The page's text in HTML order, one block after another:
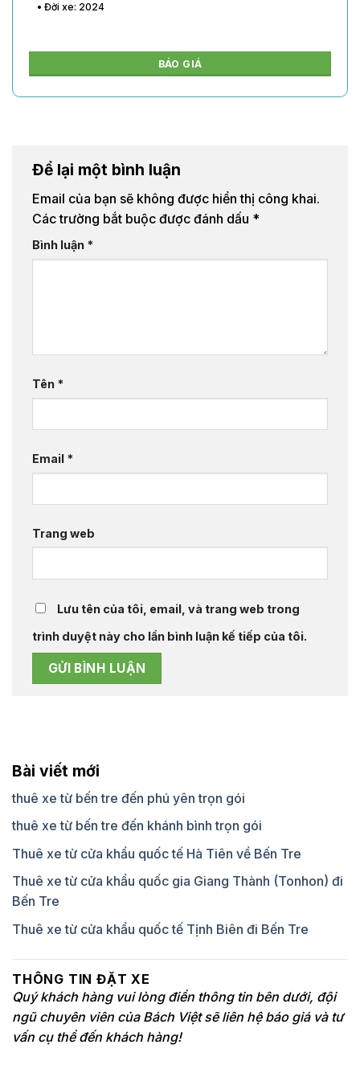
• Đời xe: 2024
BÁO GIÁ
Để lại một bình luận
Email của bạn sẽ không được hiển thị công khai.
Các trường bắt buộc được đánh dấu *
Bình luận *
Tên *
Email *
Trang web
Lưu tên của tôi, email, và trang web trong
trình duyệt này cho lần bình luận kế tiếp của tôi.
Bài viết mới
thuê xe từ bến tre đến phú yên trọn gói
thuê xe từ bến tre đến khánh bình trọn gói
Thuê xe từ cửa khẩu quốc tế Hà Tiên về Bến Tre
Thuê xe từ cửa khẩu quốc gia Giang Thành (Tonhon) đi
Bến Tre
Thuê xe từ cửa khẩu quốc tế Tịnh Biên đi Bến Tre
THÔNG TIN ĐẶT XE
Quý khách hàng vui lòng điền thông tin bên dưới, đội
ngũ chuyên viên của Bách Việt sẽ liên hệ báo giá và tư
vấn cụ thể đến khách hàng!